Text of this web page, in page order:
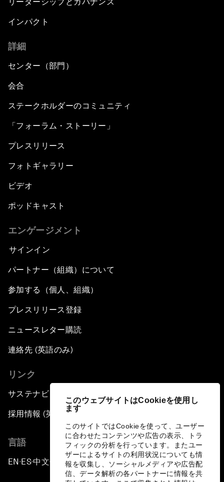
このウェブサイトはCookieを使用し
ます
このサイトではCookieを使って、ユーザー
に合わせたコンテンツや広告の表示、トラ
フィックの分析を行っています。またユー
ザーによるサイトの利用状況についても情
報を収集し、ソーシャルメディアや広告配
信、データ解析の各パートナーに情報を共
インパクト
詳細
センター（部門）
会合
ステークホルダーのコミュニティ
「フォーラム・ストーリー」
プレスリリース
フォトギャラリー
ビデオ
ポッドキャスト
エンゲージメント
サインイン
パートナー（組織）について
参加する（個人、組織）
プレスリリース登録
ニュースレター購読
連絡先 (英語のみ)
リンク
サステナビリティへの取り組み
採用情報 (英語のみ)
言語
EN ▪ES▪中文▪ 日本語